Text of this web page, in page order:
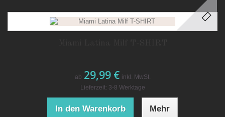
ab 29,99 € inkl. MwSt.
Lieferzeit: 3-8 Werktage
In den Warenkorb Mehr